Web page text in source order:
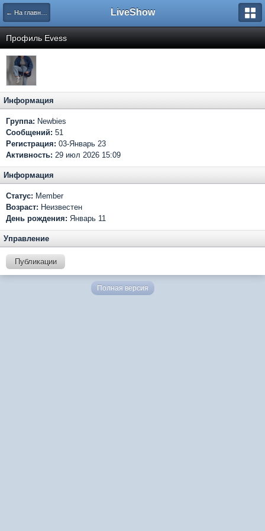
← На главную LiveShow
Профиль Evess
Информация
Группа: Newbies
Сообщений: 51
Регистрация: 03-Январь 23
Активность: 29 июл 2026 15:09
Информация
Статус: Member
Возраст: Неизвестен
День рождения: Январь 11
Управление
Публикации
Полная версия